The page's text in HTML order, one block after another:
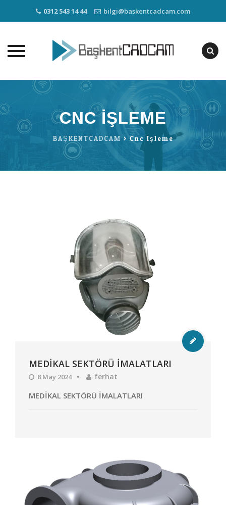
0312 543 14 44 bilgi@baskentcadcam.com
content
CNC IŞLEME
BAŞKENTCADCAM >Cnc Işleme
MEDİKAL SEKTÖRÜ İMALATLARI
8 May 2024 ferhat
MEDİKAL SEKTÖRÜ İMALATLARI